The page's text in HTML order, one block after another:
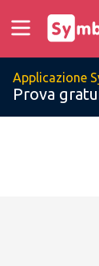
Applicazione
Prova